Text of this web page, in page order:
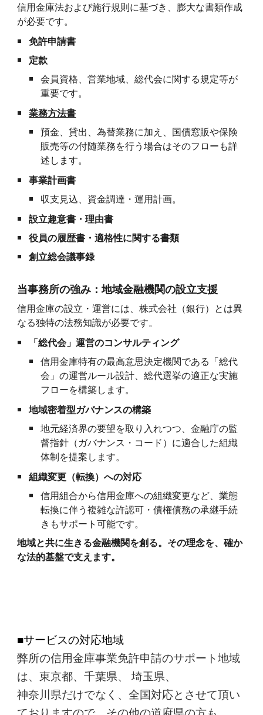
信用金庫法および施行規則に基づき、膨大な書類作成
が必要です。
免許申請書
定款
会員資格、営業地域、総代会に関する規定等が
重要です。
業務方法書
預金、貸出、為替業務に加え、国債窓販や保険
販売等の付随業務を行う場合はそのフローも詳
述します。
事業計画書
収支見込、資金調達・運用計画。
設立趣意書・理由書
役員の履歴書・適格性に関する書類
創立総会議事録
当事務所の強み：地域金融機関の設立支援
信用金庫の設立・運営には、株式会社（銀行）とは異
なる独特の法務知識が必要です。
「総代会」運営のコンサルティング
信用金庫特有の最高意思決定機関である「総代
会」の運営ルール設計、総代選挙の適正な実施
フローを構築します。
地域密着型ガバナンスの構築
地元経済界の要望を取り入れつつ、金融庁の監
督指針（ガバナンス・コード）に適合した組織
体制を提案します。
組織変更（転換）への対応
信用組合から信用金庫への組織変更など、業態
転換に伴う複雑な許認可・債権債務の承継手続
きもサポート可能です。
地域と共に生きる金融機関を創る。その理念を、確か
な法的基盤で支えます。
■サービスの対応地域
弊所の信用金庫事業免許申請のサポート地域
は、東京都、千葉県、 埼玉県、
神奈川県だけでなく、全国対応とさせて頂い